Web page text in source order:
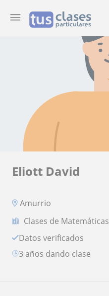
Eliott David
Amurrio
Clases de Matemáticas
Datos verificados
3 años dando clase